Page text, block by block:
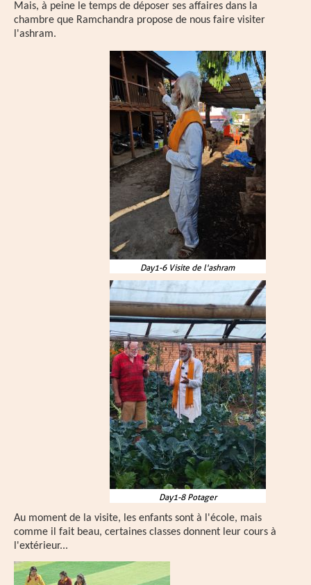
Mais, à peine le temps de déposer ses affaires dans la
chambre que Ramchandra propose de nous faire visiter
l'ashram.
Day1-6 Visite de l'ashram
Day1-8 Potager
Au moment de la visite, les enfants sont à l'école, mais
comme il fait beau, certaines classes donnent leur cours à
l'extérieur...